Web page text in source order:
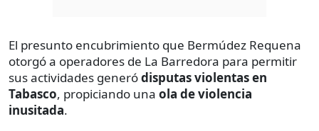
El presunto encubrimiento que Bermúdez Requena
otorgó a operadores de La Barredora para permitir
sus actividades generódisputas violentas en
Tabasco, propiciando una ola de violencia
inusitada.